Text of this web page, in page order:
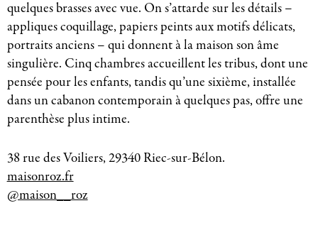
quelques brasses avec vue. On s’attarde sur les détails –
appliques coquillage, papiers peints aux motifs délicats,
portraits anciens – qui donnent à la maison son âme
singulière. Cinq chambres accueillent les tribus, dont une
pensée pour les enfants, tandis qu’une sixième, installée
dans un cabanon contemporain à quelques pas, offre une
parenthèse plus intime.
38 rue des Voiliers, 29340 Riec-sur-Bélon.
maisonroz.fr
@maison__roz